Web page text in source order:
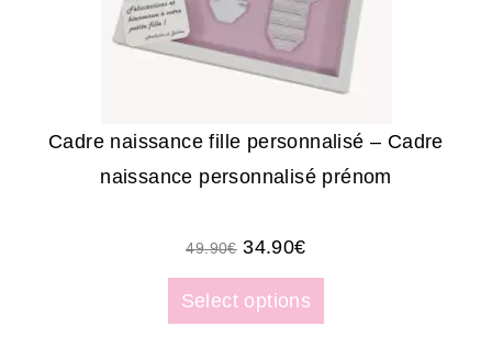
Cadre naissance fille personnalisé – Cadre
naissance personnalisé prénom
49.90€ 34.90€
Select options